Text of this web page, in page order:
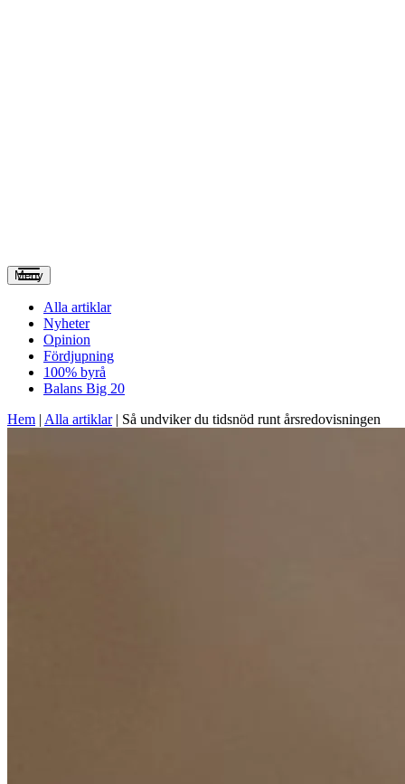
Meny
Alla artiklar
Nyheter
Opinion
Fördjupning
100% byrå
Balans Big 20
Hem | Alla artiklar| Så undviker du tidsnöd runt årsredovisningen